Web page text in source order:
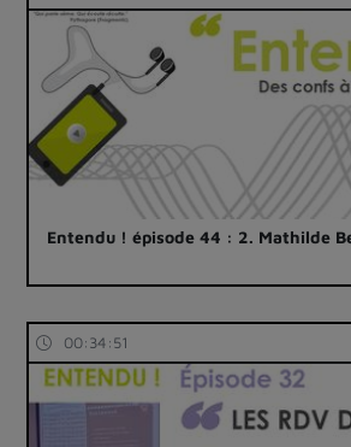
Entendu ! épisode 44 : 2. Mathilde
00:34:51